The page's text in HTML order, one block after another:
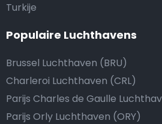
Turkije
Populaire Luchthavens
Brussel Luchthaven (BRU)
Charleroi Luchthaven (CRL)
Parijs Charles de Gaulle
Parijs Orly Luchthaven (ORY)